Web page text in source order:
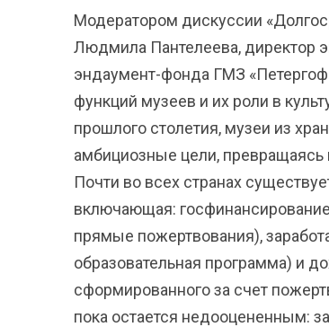
Модератором дискуссии
Людмила Пантелеева, директор
эндаумент-фонда ГМЗ
функций музеев и их роли в
прошлого столетия, музеи из
амбициозные цели, превращаясь
Почти во всех странах
включающая:
прямые пожертвования),
образовательная программа) и
сформированного за счет
пока остается недооцененным: